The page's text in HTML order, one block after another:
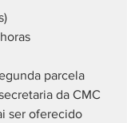
parcela
da CMC
ser oferecido